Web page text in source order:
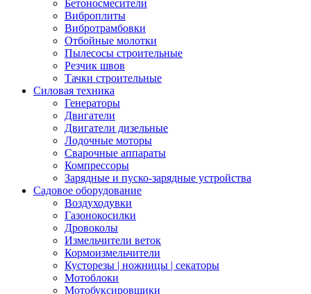
Бетоносмесители
Виброплиты
Вибротрамбовки
Отбойные молотки
Пылесосы строительные
Резчик швов
Тачки строительные
Силовая техника
Генераторы
Двигатели
Двигатели дизельные
Лодочные моторы
Сварочные аппараты
Компрессоры
Зарядные и пуско-зарядные устройства
Садовое оборудование
Воздуходувки
Газонокосилки
Дровоколы
Измельчители веток
Кормоизмельчители
Кусторезы | ножницы | секаторы
Мотоблоки
Мотобуксировщики